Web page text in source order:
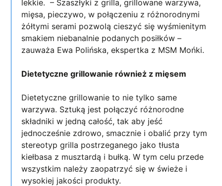
lekkie. – Szaszłyki z grilla, grillowane warzywa,
mięsa, pieczywo, w połączeniu z różnorodnymi
żółtymi serami pozwolą cieszyć się wyśmienitym
smakiem niebanalnie podanych posiłków –
zauważa Ewa Polińska, ekspertka z MSM Mońki.
Dietetyczne grillowanie również z mięsem
Dietetyczne grillowanie to nie tylko same
warzywa. Sztuką jest połączyć różnorodne
składniki w jedną całość, tak aby jeść
jednocześnie zdrowo, smacznie i obalić przy tym
stereotyp grilla postrzeganego jako tłusta
kiełbasa z musztardą i bułką. W tym celu przede
wszystkim należy zaopatrzyć się w świeże i
wysokiej jakości produkty.